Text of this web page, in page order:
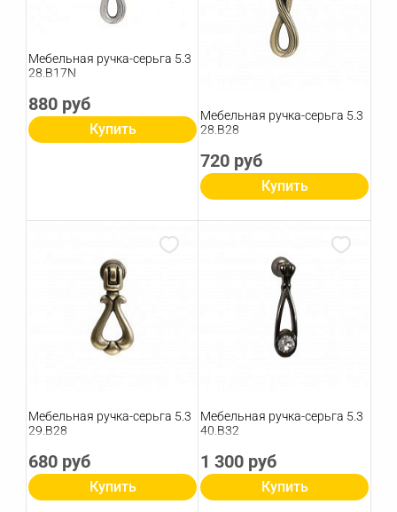
Мебельная ручка-серьга 5.3
28.B17N
880 руб
Купить
Мебельная ручка-серьга 5.3
28.B28
720 руб
Купить
Мебельная ручка-серьга 5.3
29.B28
680 руб
Купить
Мебельная ручка-серьга 5.3
40.B32
1 300 руб
Купить